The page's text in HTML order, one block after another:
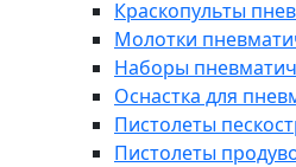
Краскопульты
Молотки
Наборы
Оснастка для
Пистолеты
Пистолеты